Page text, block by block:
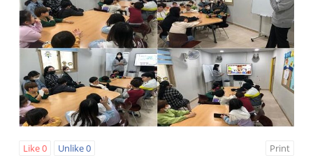
Like0 Unlike0 Print